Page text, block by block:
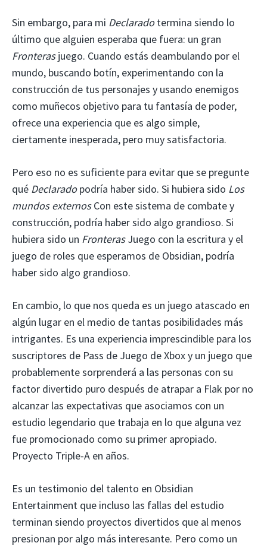
Sin embargo, para mi Declaradotermina siendo lo
último que alguien esperaba que fuera: un gran
Fronterasjuego. Cuando estás deambulando por el
mundo, buscando botín, experimentando con la
construcción de tus personajes y usando enemigos
como muñecos objetivo para tu fantasía de poder,
ofrece una experiencia que es algo simple,
ciertamente inesperada, pero muy satisfactoria.
Pero eso no es suficiente para evitar que se pregunte
qué Declaradopodría haber sido. Si hubiera sido Los
mundos externosCon este sistema de combate y
construcción, podría haber sido algo grandioso. Si
hubiera sido un FronterasJuego con la escritura y el
juego de roles que esperamos de Obsidian, podría
haber sido algo grandioso.
En cambio, lo que nos queda es un juego atascado en
algún lugar en el medio de tantas posibilidades más
intrigantes. Es una experiencia imprescindible para los
suscriptores de Pass de Juego de Xbox y un juego que
probablemente sorprenderá a las personas con su
factor divertido puro después de atrapar a Flak por no
alcanzar las expectativas que asociamos con un
estudio legendario que trabaja en lo que alguna vez
fue promocionado como su primer apropiado.
Proyecto Triple-A en años.
Es un testimonio del talento en Obsidian
Entertainment que incluso las fallas del estudio
terminan siendo proyectos divertidos que al menos
presionan por algo más interesante. Pero como un